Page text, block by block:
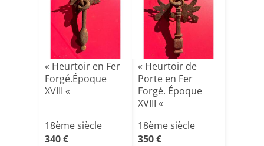
« Heurtoir en Fer
Forgé.Époque
XVIII «
18ème siècle
340 €
« Heurtoir de
Porte en Fer
Forgé. Époque
XVIII «
18ème siècle
350 €